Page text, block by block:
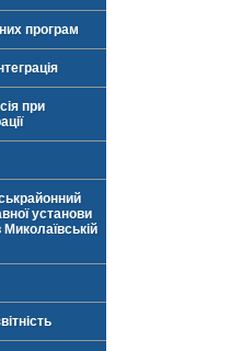
програм
при
установи